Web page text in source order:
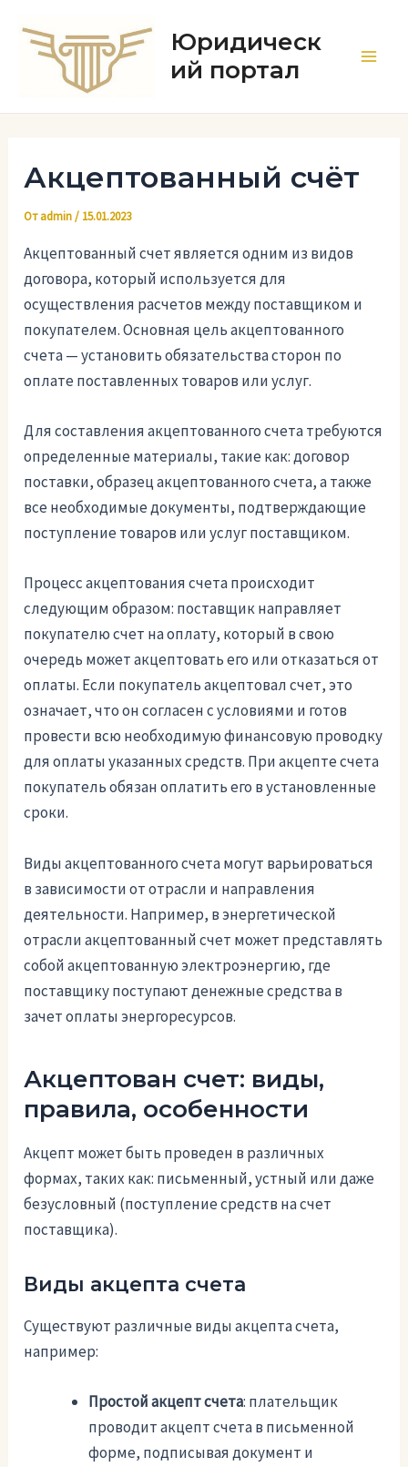
содержимому
Юридическ
ий портал
Акцептованный счёт
Отadmin/ 15.01.2023
Акцептованный счет является одним из видов
договора, который используется для
осуществления расчетов между поставщиком и
покупателем. Основная цель акцептованного
счета — установить обязательства сторон по
оплате поставленных товаров или услуг.
Для составления акцептованного счета требуются
определенные материалы, такие как: договор
поставки, образец акцептованного счета, а также
все необходимые документы, подтверждающие
поступление товаров или услуг поставщиком.
Процесс акцептования счета происходит
следующим образом: поставщик направляет
покупателю счет на оплату, который в свою
очередь может акцептовать его или отказаться от
оплаты. Если покупатель акцептовал счет, это
означает, что он согласен с условиями и готов
провести всю необходимую финансовую проводку
для оплаты указанных средств. При акцепте счета
покупатель обязан оплатить его в установленные
сроки.
Виды акцептованного счета могут варьироваться
в зависимости от отрасли и направления
деятельности. Например, в энергетической
отрасли акцептованный счет может представлять
собой акцептованную электроэнергию, где
поставщику поступают денежные средства в
зачет оплаты энергоресурсов.
Акцептован счет: виды,
правила, особенности
Акцепт может быть проведен в различных
формах, таких как: письменный, устный или даже
безусловный (поступление средств на счет
поставщика).
Виды акцепта счета
Существуют различные виды акцепта счета,
например:
Простой акцепт счета: плательщик
проводит акцепт счета в письменной
форме, подписывая документ и